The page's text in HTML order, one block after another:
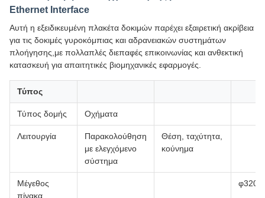
Ethernet Interface
Αυτή η εξειδικευμένη πλακέτα δοκιμών παρέχει εξαιρετική ακρίβεια
για τις δοκιμές γυροκόμπιας και αδρανειακών συστημάτων
πλοήγησης,με πολλαπλές διεπαφές επικοινωνίας και ανθεκτική
κατασκευή για απαιτητικές βιομηχανικές εφαρμογές.
Τύπος
Τύπος δομής Οχήματα
Λειτουργία
Παρακολούθηση
με ελεγχόμενο
σύστημα
Θέση, ταχύτητα,
κούνημα
Μέγεθος
πίνακα